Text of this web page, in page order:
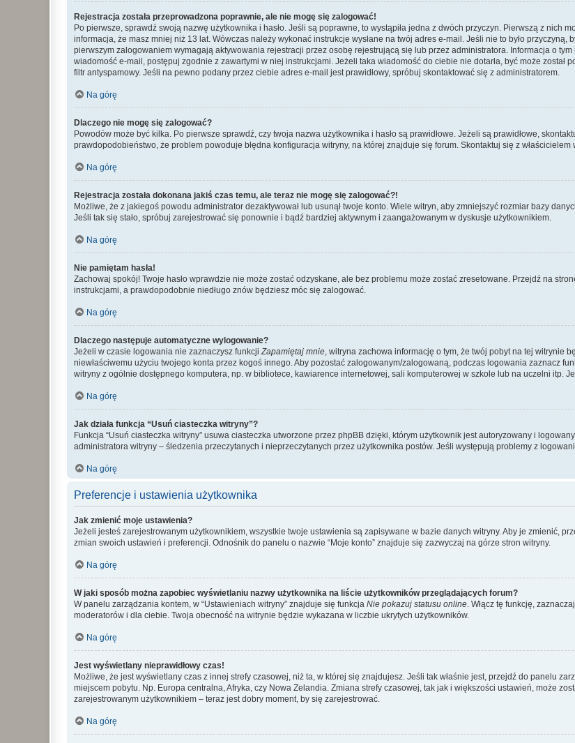
Rejestracja została przeprowadzona poprawnie, ale nie mogę się zalogować!
Po pierwsze, sprawdź swoją nazwę użytkownika i hasło. Jeśli są poprawne, to wystąpiła jedna z dwóch przyczyn. Pierwszą z nich
informacja, że masz mniej niż 13 lat. Wówczas należy wykonać instrukcje wysłane na twój adres e-mail. Jeśli nie to było przyczyną,
pierwszym zalogowaniem wymagają aktywowania rejestracji przez osobę rejestrującą się lub przez administratora. Informacja o tym
wiadomość e-mail, postępuj zgodnie z zawartymi w niej instrukcjami. Jeżeli taka wiadomość do ciebie nie dotarła, być może został
filtr antyspamowy. Jeśli na pewno podany przez ciebie adres e-mail jest prawidłowy, spróbuj skontaktować się z administratorem.
Na górę
Dlaczego nie mogę się zalogować?
Powodów może być kilka. Po pierwsze sprawdź, czy twoja nazwa użytkownika i hasło są prawidłowe. Jeżeli są prawidłowe,
prawdopodobieństwo, że problem powoduje błędna konfiguracja witryny, na której znajduje się forum. Skontaktuj się z
Na górę
Rejestracja została dokonana jakiś czas temu, ale teraz nie mogę się zalogować?!
Możliwe, że z jakiegoś powodu administrator dezaktywował lub usunął twoje konto. Wiele witryn, aby zmniejszyć rozmiar bazy
Jeśli tak się stało, spróbuj zarejestrować się ponownie i bądź bardziej aktywnym i zaangażowanym w dyskusje użytkownikiem.
Na górę
Nie pamiętam hasła!
Zachowaj spokój! Twoje hasło wprawdzie nie może zostać odzyskane, ale bez problemu może zostać zresetowane. Przejdź na
instrukcjami, a prawdopodobnie niedługo znów będziesz móc się zalogować.
Na górę
Dlaczego następuje automatyczne wylogowanie?
Jeżeli w czasie logowania nie zaznaczysz funkcji Zapamiętaj mnie , witryna zachowa informację o tym, że twój pobyt na tej witrynie
niewłaściwemu użyciu twojego konta przez kogoś innego. Aby pozostać zalogowanym/zalogowaną, podczas logowania zaznacz
witryny z ogólnie dostępnego komputera, np. w bibliotece, kawiarence internetowej, sali komputerowej w szkole lub na uczelni itp.
Na górę
Jak działa funkcja “Usuń ciasteczka witryny”?
Funkcja “Usuń ciasteczka witryny” usuwa ciasteczka utworzone przez phpBB dzięki, którym użytkownik jest autoryzowany i
administratora witryny – śledzenia przeczytanych i nieprzeczytanych przez użytkownika postów. Jeśli występują problemy z
Na górę
Preferencje i ustawienia użytkownika
Jak zmienić moje ustawienia?
Jeżeli jesteś zarejestrowanym użytkownikiem, wszystkie twoje ustawienia są zapisywane w bazie danych witryny. Aby je zmienić,
zmian swoich ustawień i preferencji. Odnośnik do panelu o nazwie “Moje konto” znajduje się zazwyczaj na górze stron witryny.
Na górę
W jaki sposób można zapobiec wyświetlaniu nazwy użytkownika na liście użytkowników przeglądających forum?
W panelu zarządzania kontem, w “Ustawieniach witryny” znajduje się funkcja Nie pokazuj statusu online . Włącz tę funkcję,
moderatorów i dla ciebie. Twoja obecność na witrynie będzie wykazana w liczbie ukrytych użytkowników.
Na górę
Jest wyświetlany nieprawidłowy czas!
Możliwe, że jest wyświetlany czas z innej strefy czasowej, niż ta, w której się znajdujesz. Jeśli tak właśnie jest, przejdź do panelu
miejscem pobytu. Np. Europa centralna, Afryka, czy Nowa Zelandia. Zmiana strefy czasowej, tak jak i większości ustawień, może
zarejestrowanym użytkownikiem – teraz jest dobry moment, by się zarejestrować.
Na górę